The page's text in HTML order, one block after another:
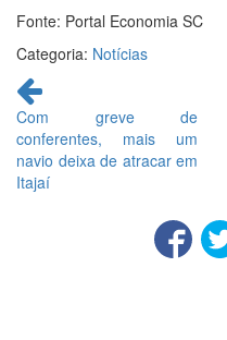
Fonte: Portal Economia SC
Categoria: Notícias
Continue
lendo
Com greve de
conferentes, mais um
navio deixa de atracar em
Itajaí